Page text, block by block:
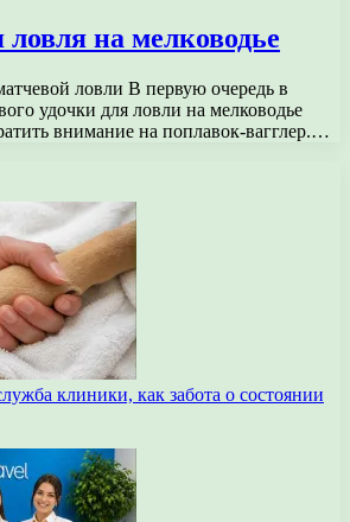
на мелководье
ловли В первую очередь в
удочки для ловли на мелководье
внимание на поплавок-вагглер.…
клиники, как забота о состоянии